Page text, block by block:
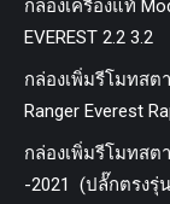
กล่องเครื่องแท้
EVEREST 2.2 3.2
กล่องเพิ่มรีโมทสต
Ranger Everest
กล่องเพิ่มรีโมทสต
-2021 (ปลั๊กตรงรุ่